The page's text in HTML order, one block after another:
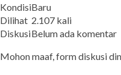
KondisiBaru
Dilihat 2.107 kali
DiskusiBelum ada komentar
Mohon maaf, form diskusi